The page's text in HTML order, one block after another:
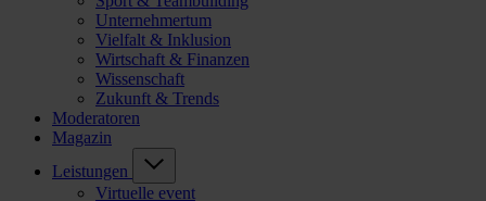
Unternehmertum
Vielfalt & Inklusion
Wirtschaft & Finanzen
Wissenschaft
Zukunft & Trends
Moderatoren
Magazin
Leistungen
Virtuelle event